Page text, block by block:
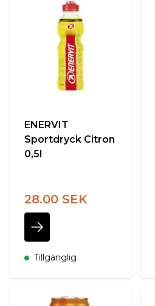
ENERVIT
Sportdryck Citron
0,5l
28.00 SEK
Tillgänglig